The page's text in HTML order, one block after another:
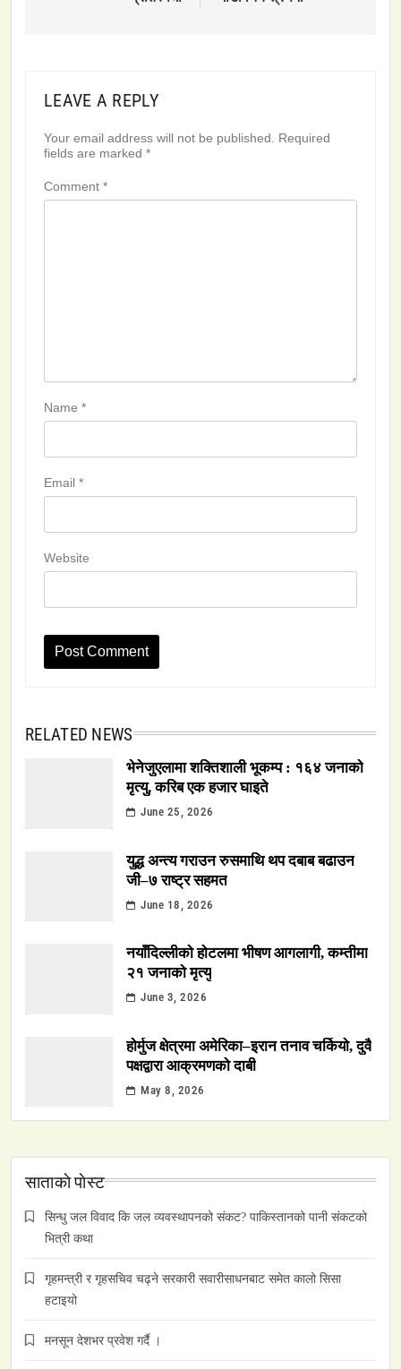
LEAVE A REPLY
Your email address will not be published. Required
fields are marked *
Comment *
Name *
Email *
Website
RELATED NEWS
भेनेजुएलामा शक्तिशाली भूकम्प : १६४ जनाको
मृत्यु, करिब एक हजार घाइते
June 25, 2026
युद्ध अन्त्य गराउन रुसमाथि थप दबाब बढाउन
जी–७ राष्ट्र सहमत
June 18, 2026
नयाँदिल्लीको होटलमा भीषण आगलागी, कम्तीमा
२१ जनाको मृत्यु
June 3, 2026
होर्मुज क्षेत्रमा अमेरिका–इरान तनाव चर्कियो, दुवै
पक्षद्वारा आक्रमणको दाबी
May 8, 2026
साताकाे पाेस्ट
सिन्धु जल विवाद कि जल व्यवस्थापनको संकट? पाकिस्तानको पानी संकटको
भित्री कथा
गृहमन्त्री र गृहसचिव चढ्ने सरकारी सवारीसाधनबाट समेत कालो सिसा
हटाइयो
मनसून देशभर प्रवेश गर्दै ।